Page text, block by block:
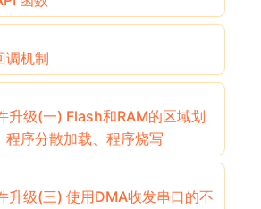
调机制
升级(一) Flash和RAM的区域划
程序分散加载、程序烧写
升级(三) 使用DMA收发串口的不